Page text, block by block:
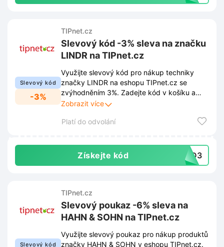
Slevový kód
-3%
TIPnet.cz
Slevový kód -3% sleva na značku
LINDR na TIPnet.cz
Využijte slevový kód pro nákup techniky
značky LINDR na eshopu TIPnet.cz se
zvýhodněním 3%. Zadejte kód v košíku a
získejte okamžitou úsporu z celkové ceny
Zobrazit více
Platí do odvolání
Získejte kód IND3
Slevový kód
TIPnet.cz
Slevový poukaz -6% sleva na
HAHN & SOHN na TIPnet.cz
Využijte slevový poukaz pro nákup produktů
značky HAHN & SOHN v eshopu TIPnet.cz.